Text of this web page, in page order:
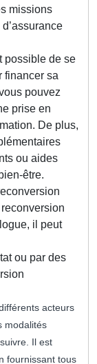
missions
possible de se
financer sa
pouvez
prise en
De plus,
ou aides
être.
il peut
ou par des
acteurs
modalités
Il est
fournissant tous